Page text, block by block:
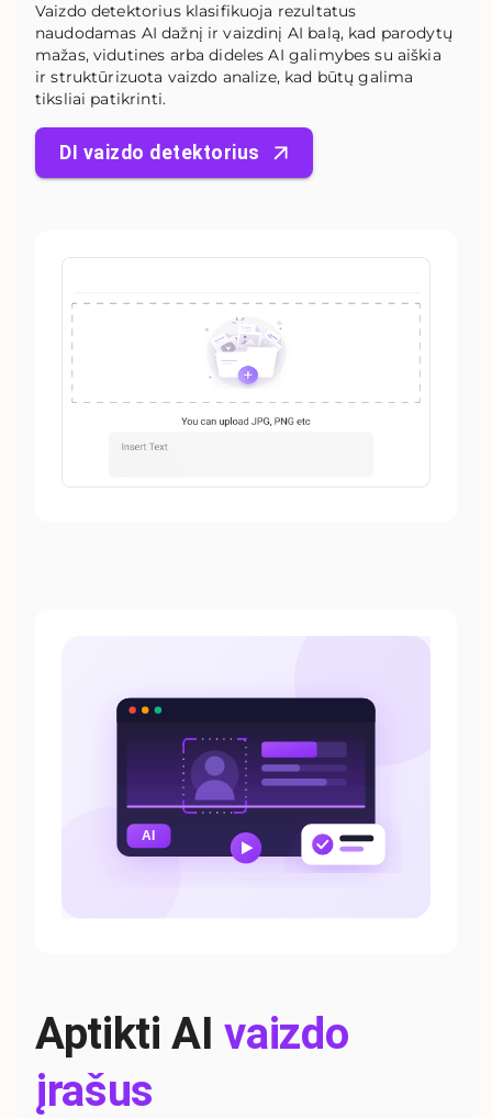
Vaizdo detektorius klasifikuoja rezultatus
naudodamas AI dažnį ir vaizdinį AI balą, kad parodytų
mažas, vidutines arba dideles AI galimybes su aiškia
ir struktūrizuota vaizdo analize, kad būtų galima
tiksliai patikrinti.
DI vaizdo detektorius
Aptikti AI vaizdo
įrašus